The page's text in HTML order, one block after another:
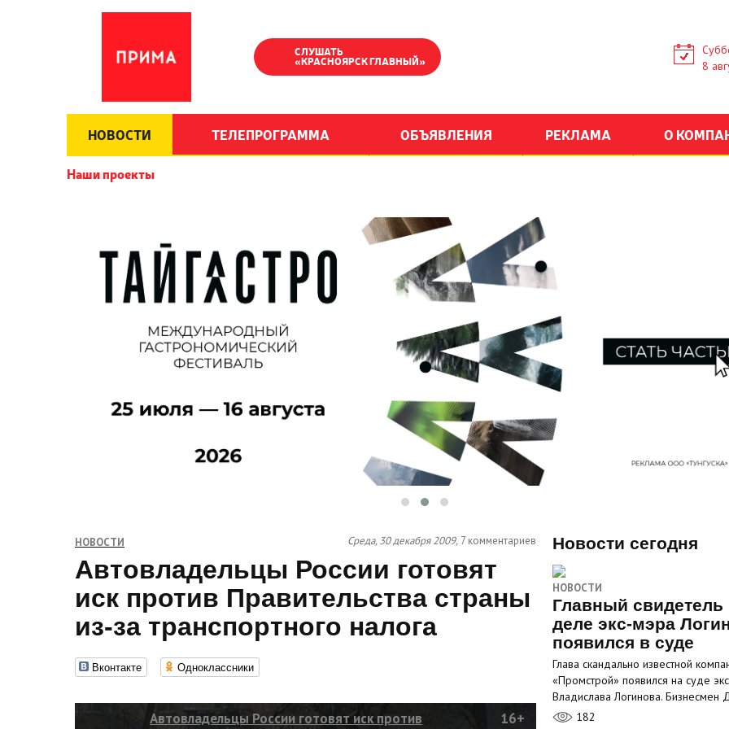
СЛУШАТЬ
«КРАСНОЯРСК ГЛАВНЫЙ»
8
НОВОСТИ ТЕЛЕПРОГРАММА ОБЪЯВЛЕНИЯ РЕКЛАМА О
Наши проекты
НОВОСТИ Среда, 30 декабря 2009, 7 комментариев
Автовладельцы России готовят
иск против Правительства страны
из-за транспортного налога
Вконтакте Одноклассники
Автовладельцы России готовят иск против
16+
Новости сегодня
НОВОСТИ
Главный свидетель
деле экс-мэра
появился в суде
Глава скандально известной
«Промстрой» появился на суде
Владислава Логинова. Бизнесмен
182